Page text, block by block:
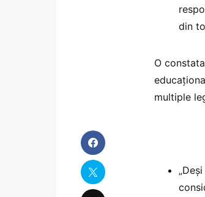
din
O
multiple